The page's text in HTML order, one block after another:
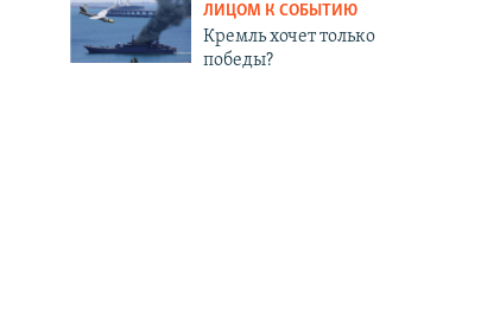
ЛИЦОМ К СОБЫТИЮ
Кремль хочет только
победы?